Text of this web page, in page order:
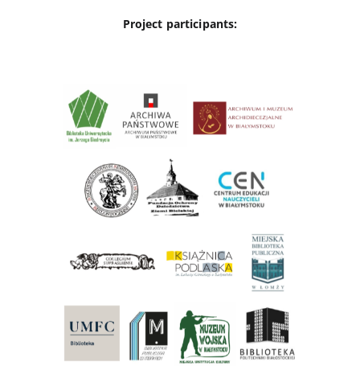
Project participants: